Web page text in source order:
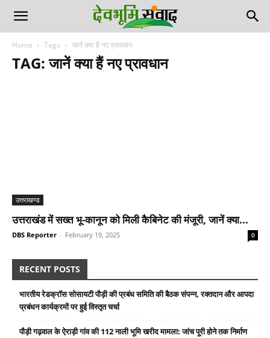
Home Tags जानें क्या हैं नए प्रावधान
TAG: जानें क्या हैं नए प्रावधान
उत्तराखण्ड
उत्तराखंड में सख्त भू-कानून को मिली कैबिनेट की मंजूरी, जानें क्या...
DBS Reporter - February 19, 2025 0
RECENT POSTS
भारतीय रेडक्रॉस सोसायटी पौड़ी की प्रबंध समिति की बैठक संपन्न, रक्तदान और आपदा
प्रबंधन कार्यक्रमों पर हुई विस्तृत चर्चा
पौड़ी गढ़वाल के ऐराड़ी गांव की 112 नाली भूमि खरीद मामला: जांच पूरी होने तक निर्माण